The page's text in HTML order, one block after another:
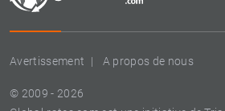
Avertissement A propos de nous
© 2009 - 2026